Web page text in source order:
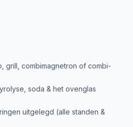
grill, combimagnetron of combi-
soda & het ovenglas
uitgelegd (alle standen &